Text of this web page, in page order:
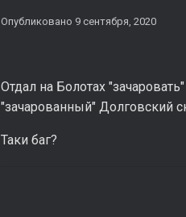
Опубликовано 9 сентября, 2020
Отдал на Болотах
"зачарованный" Долговский
Таки баг?